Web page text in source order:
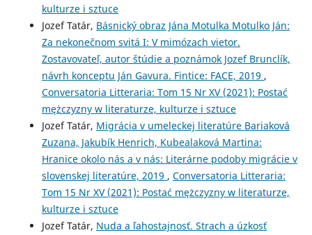
kulturze i sztuce
Jozef Tatár, Básnický obraz Jána Motulka Motulko Ján:
Za nekonečnom svitá I: V mimózach vietor.
Zostavovateľ, autor štúdie a poznámok Jozef Brunclík,
návrh konceptu Ján Gavura. Fintice: FACE, 2019 ,
Conversatoria Litteraria: Tom 15 Nr XV (2021): Postać
mężczyzny w literaturze, kulturze i sztuce
Jozef Tatár, Migrácia v umeleckej literatúre Bariaková
Zuzana, Jakubík Henrich, Kubealaková Martina:
Hranice okolo nás a v nás: Literárne podoby migrácie v
slovenskej literatúre, 2019 , Conversatoria Litteraria:
Tom 15 Nr XV (2021): Postać mężczyzny w literaturze,
kulturze i sztuce
Jozef Tatár, Nuda a ľahostajnosť. Strach a úzkosť